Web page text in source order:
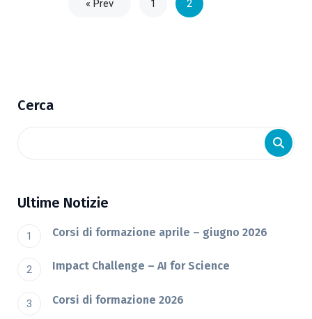
« Prev 1 2
Cerca
Ultime Notizie
Corsi di formazione aprile – giugno 2026
Impact Challenge – AI for Science
Corsi di formazione 2026